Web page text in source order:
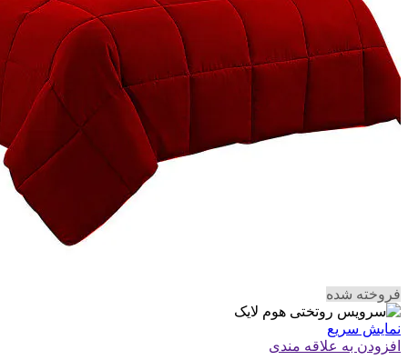
فروخته شده
نمایش سریع
افزودن به علاقه مندی